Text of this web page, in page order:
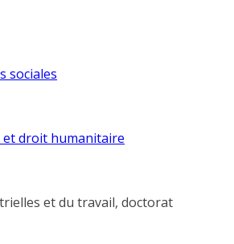
sociales
droit humanitaire
et du travail, doctorat